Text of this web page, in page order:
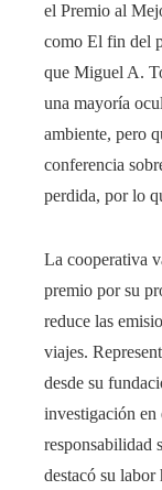
el Premio al
como El fin del
que Miguel A.
una mayoría
ambiente, pero
conferencia
perdida, por lo
La cooperativa
premio por su
reduce las
viajes.
desde su
investigación en
responsabilidad
destacó su labor